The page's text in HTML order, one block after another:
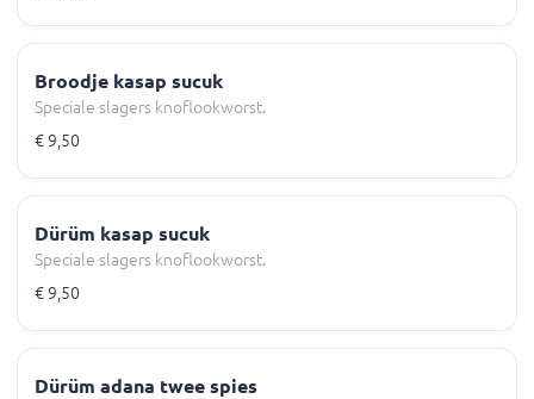
Broodje kasap sucuk
Speciale slagers knoflookworst.
€ 9,50
Dürüm kasap sucuk
Speciale slagers knoflookworst.
€ 9,50
Dürüm adana twee spies